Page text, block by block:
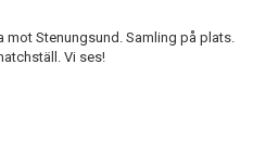
mot Stenungsund. Samling på plats.
Vi ses!